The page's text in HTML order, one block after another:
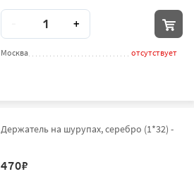
Количество
+
Москва отсутствует
Держатель на шурупах, серебро (1*32) -
470₽